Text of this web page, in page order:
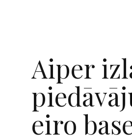
Aiper
eiro